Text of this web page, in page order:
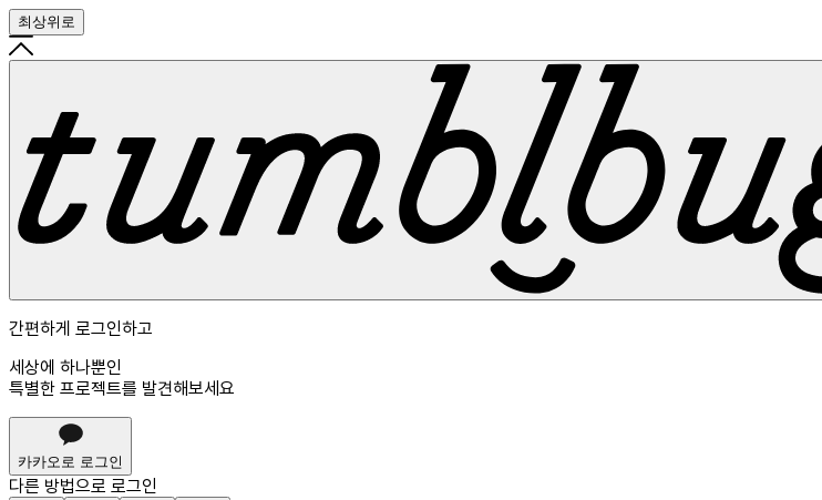
최상위로
간편하게 로그인하고
세상에 하나뿐인
특별한 프로젝트를 발견해보세요
카카오로 로그인
다른 방법으로 로그인